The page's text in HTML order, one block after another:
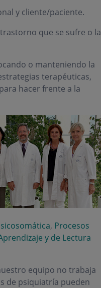
y cliente/paciente.
que se sufre o la
o manteniendo la
terapéuticas,
hacer frente a la
, Procesos
y de Lectura
equipo no trabaja
de psiquiatría pueden